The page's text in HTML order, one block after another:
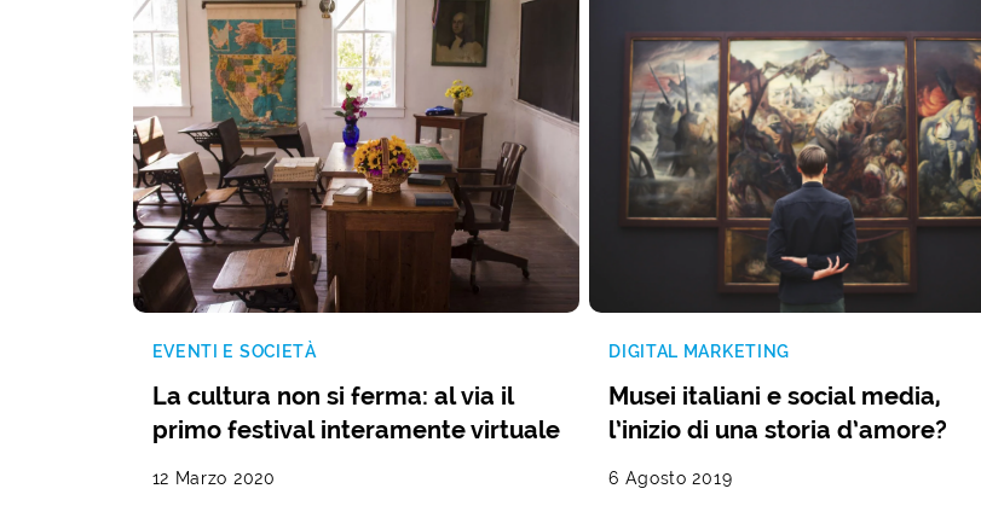
EVENTI E SOCIETÀ
La cultura non si ferma: al via il
primo festival interamente virtuale
12 Marzo 2020
DIGITAL MARKETING
Musei italiani e social media,
l’inizio di una storia d’amore?
6 Agosto 2019